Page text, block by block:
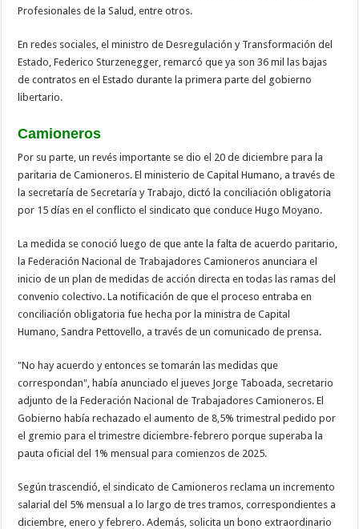
Profesionales de la Salud, entre otros.
En redes sociales, el ministro de Desregulación y Transformación del
Estado, Federico Sturzenegger, remarcó que ya son 36 mil las bajas
de contratos en el Estado durante la primera parte del gobierno
libertario.
Camioneros
Por su parte, un revés importante se dio el 20 de diciembre para la
paritaria de Camioneros. El ministerio de Capital Humano, a través de
la secretaría de Secretaría y Trabajo, dictó la conciliación obligatoria
por 15 días en el conflicto el sindicato que conduce Hugo Moyano.
La medida se conoció luego de que ante la falta de acuerdo paritario,
la Federación Nacional de Trabajadores Camioneros anunciara el
inicio de un plan de medidas de acción directa en todas las ramas del
convenio colectivo. La notificación de que el proceso entraba en
conciliación obligatoria fue hecha por la ministra de Capital
Humano, Sandra Pettovello, a través de un comunicado de prensa.
"No hay acuerdo y entonces se tomarán las medidas que
correspondan", había anunciado el jueves Jorge Taboada, secretario
adjunto de la Federación Nacional de Trabajadores Camioneros. El
Gobierno había rechazado el aumento de 8,5% trimestral pedido por
el gremio para el trimestre diciembre-febrero porque superaba la
pauta oficial del 1% mensual para comienzos de 2025.
Según trascendió, el sindicato de Camioneros reclama un incremento
salarial del 5% mensual a lo largo de tres tramos, correspondientes a
diciembre, enero y febrero. Además, solicita un bono extraordinario